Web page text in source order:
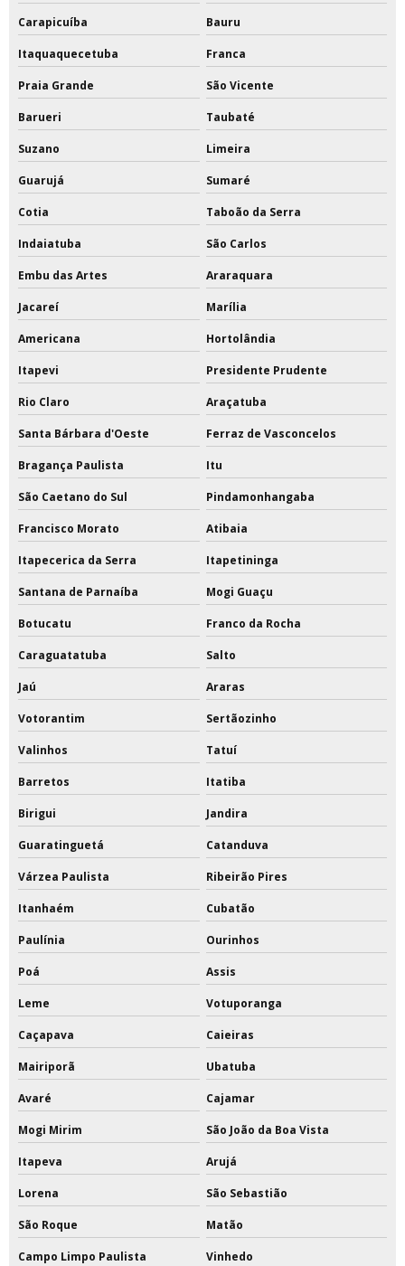
Carapicuíba Bauru
Itaquaquecetuba Franca
Praia Grande São Vicente
Barueri Taubaté
Suzano Limeira
Guarujá Sumaré
Cotia Taboão da Serra
Indaiatuba São Carlos
Embu das Artes Araraquara
Jacareí Marília
Americana Hortolândia
Itapevi Presidente Prudente
Rio Claro Araçatuba
Santa Bárbara d'Oeste Ferraz de Vasconcelos
Bragança Paulista Itu
São Caetano do Sul Pindamonhangaba
Francisco Morato Atibaia
Itapecerica da Serra Itapetininga
Santana de Parnaíba Mogi Guaçu
Botucatu Franco da Rocha
Caraguatatuba Salto
Jaú Araras
Votorantim Sertãozinho
Valinhos Tatuí
Barretos Itatiba
Birigui Jandira
Guaratinguetá Catanduva
Várzea Paulista Ribeirão Pires
Itanhaém Cubatão
Paulínia Ourinhos
Poá Assis
Leme Votuporanga
Caçapava Caieiras
Mairiporã Ubatuba
Avaré Cajamar
Mogi Mirim São João da Boa Vista
Itapeva Arujá
Lorena São Sebastião
São Roque Matão
Campo Limpo Paulista Vinhedo